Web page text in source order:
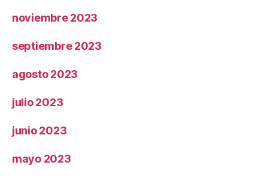
noviembre 2023
septiembre 2023
agosto 2023
julio 2023
junio 2023
mayo 2023